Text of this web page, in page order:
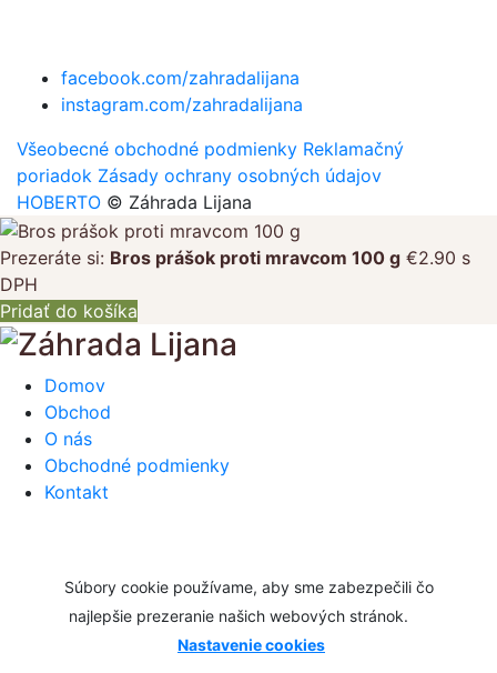
facebook.com/zahradalijana
instagram.com/zahradalijana
Všeobecné obchodné podmienky Reklamačný
poriadok Zásady ochrany osobných údajov
HOBERTO © Záhrada Lijana
Prezeráte si: Bros prášok proti mravcom 100 g €2.90 s
DPH
Pridať do košíka
Domov
Obchod
O nás
Obchodné podmienky
Kontakt
Súbory cookie používame, aby sme zabezpečili čo
najlepšie prezeranie našich webových stránok.
Nastavenie cookies